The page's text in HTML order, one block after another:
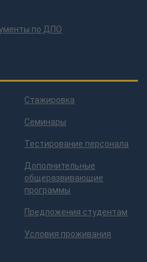
по ДПО
Стажировка
Семинары
Тестирование персонала
Дополнительные
общеразвивающие
программы
Предложения студентам
Условия проживания